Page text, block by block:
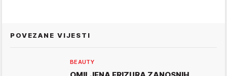
POVEZANE VIJESTI
BEAUTY